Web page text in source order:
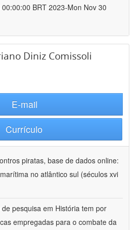
BRT 2023-Mon Nov 30
Diniz Comissoli
E-mail
Currículo
piratas, base de dados online:
no atlântico sul (séculos xvi
de pesquisa em História tem por
empregadas para o combate da